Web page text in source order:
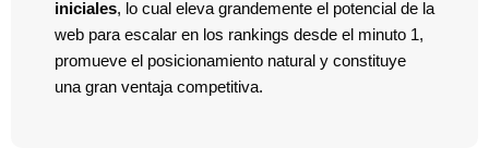
iniciales, lo cual eleva grandemente el potencial de la
web para escalar en los rankings desde el minuto 1,
promueve el posicionamiento natural y constituye
una gran ventaja competitiva.